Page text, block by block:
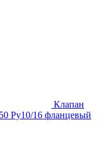
Клапан
Ру10/16 фланцевый